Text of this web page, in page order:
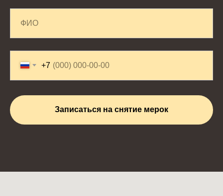
+7
Записаться на снятие мерок